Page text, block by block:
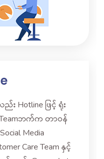
ည်း Hotline ဖြင့် ရုံး
Teamဘက်က တာဝန်
Media
Care Team နှင့်